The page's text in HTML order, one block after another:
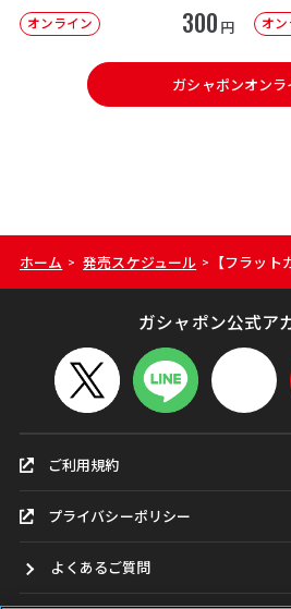
オンライン 300 円 オ
ガシャポンオンラ
ホーム > 発売スケジュール > 【フラッ
ガシャポン公式ア
ご利用規約
プライバシーポリシー
よくあるご質問